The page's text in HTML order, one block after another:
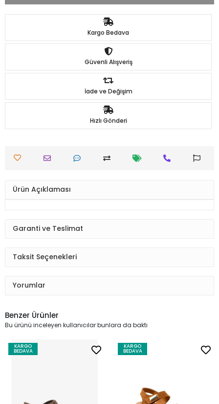
Kargo Bedava
Güvenli Alışveriş
İade ve Değişim
Hızlı Gönderi
Ürün Açıklaması
Garanti ve Teslimat
Taksit Seçenekleri
Yorumlar
Benzer Ürünler
Bu ürünü inceleyen kullanıcılar bunlara da baktı
KARGO
BEDAVA
KARGO
BEDAVA